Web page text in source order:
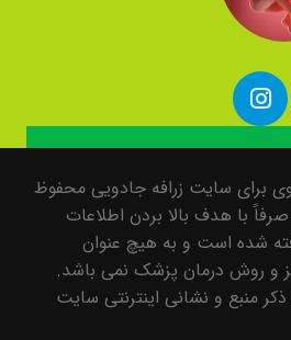
برای سایت زرافه جادویی محفوظ
با هدف بالا بردن اطلاعات
شده است و به هیچ عنوان
و روش درمان پزشک نمی باشد.
منبع و نشانی اینترنتی سایت